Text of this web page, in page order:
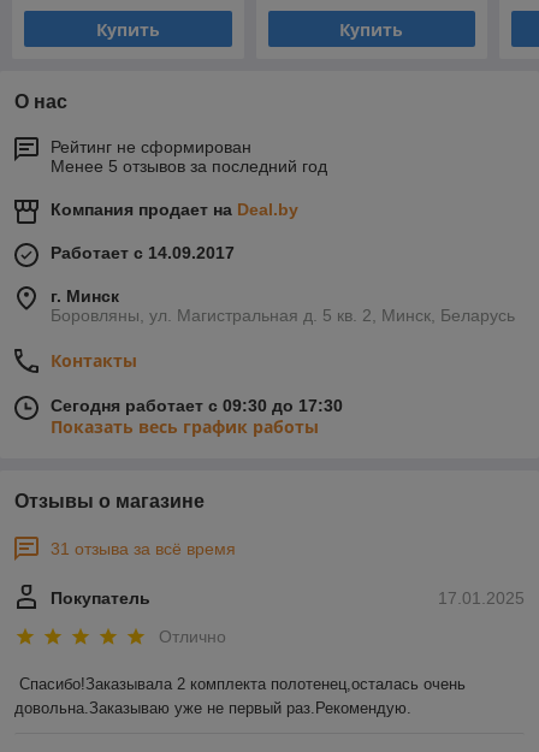
Купить Купить
О нас
Рейтинг не сформирован
Менее 5 отзывов за последний год
Компания продает на Deal.by
Работает с 14.09.2017
г. Минск
Боровляны, ул. Магистральная д. 5 кв. 2, Минск, Беларусь
Контакты
Сегодня работает с 09:30 до 17:30
Показать весь график работы
Отзывы о магазине
31 отзыва за всё время
17.01.2025
Покупатель
Отлично
Спасибо!Заказывала 2 комплекта полотенец,осталась очень
довольна.Заказываю уже не первый раз.Рекомендую.